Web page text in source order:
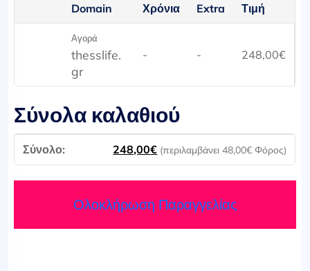
Domain Χρόνια Extra Τιμή
Αγορά
thesslife.
gr
- - 248,00€
Σύνολα καλαθιού
248,00€ (περιλαμβάνει48,00€ Φόρος)
Ολοκλήρωση Παραγγελίας